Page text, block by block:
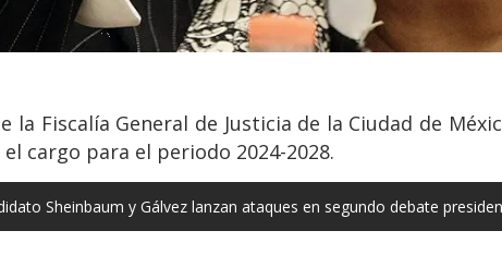
la Fiscalía General de Justicia de la Ciudad de
cargo para el periodo 2024-2028.
Sheinbaum y Gálvez lanzan ataques en segundo debate